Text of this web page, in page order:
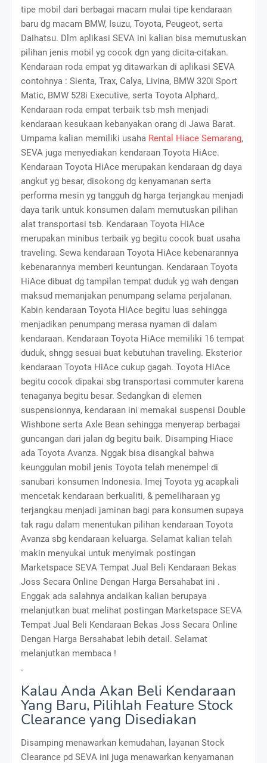
tipe mobil dari berbagai macam mulai tipe kendaraan
baru dg macam BMW, Isuzu, Toyota, Peugeot, serta
Daihatsu. Dlm aplikasi SEVA ini kalian bisa memutuskan
pilihan jenis mobil yg cocok dgn yang dicita-citakan.
Kendaraan roda empat yg ditawarkan di aplikasi SEVA
contohnya : Sienta, Trax, Calya, Livina, BMW 320i Sport
Matic, BMW 528i Executive, serta Toyota Alphard,.
Kendaraan roda empat terbaik tsb msh menjadi
kendaraan kesukaan kebanyakan orang di Jawa Barat.
Umpama kalian memiliki usaha Rental Hiace Semarang,
SEVA juga menyediakan kendaraan Toyota HiAce.
Kendaraan Toyota HiAce merupakan kendaraan dg daya
angkut yg besar, disokong dg kenyamanan serta
performa mesin yg tangguh dg harga terjangkau menjadi
daya tarik untuk konsumen dalam memutuskan pilihan
alat transportasi tsb. Kendaraan Toyota HiAce
merupakan minibus terbaik yg begitu cocok buat usaha
traveling. Sewa kendaraan Toyota HiAce kebenarannya
kebenarannya memberi keuntungan. Kendaraan Toyota
HiAce dibuat dg tampilan tempat duduk yg wah dengan
maksud memanjakan penumpang selama perjalanan.
Kabin kendaraan Toyota HiAce begitu luas sehingga
menjadikan penumpang merasa nyaman di dalam
kendaraan. Kendaraan Toyota HiAce memiliki 16 tempat
duduk, shngg sesuai buat kebutuhan traveling. Eksterior
kendaraan Toyota HiAce cukup gagah. Toyota HiAce
begitu cocok dipakai sbg transportasi commuter karena
tenaganya begitu besar. Sedangkan di elemen
suspensionnya, kendaraan ini memakai suspensi Double
Wishbone serta Axle Bean sehingga menyerap berbagai
guncangan dari jalan dg begitu baik. Disamping Hiace
ada Toyota Avanza. Nggak bisa disangkal bahwa
keunggulan mobil jenis Toyota telah menempel di
sanubari konsumen Indonesia. Imej Toyota yg acapkali
mencetak kendaraan berkualiti, & pemeliharaan yg
terjangkau menjadi jaminan bagi para konsumen supaya
tak ragu dalam menentukan pilihan kendaraan Toyota
Avanza sbg kendaraan keluarga. Selamat kalian telah
makin menyukai untuk menyimak postingan
Marketspace SEVA Tempat Jual Beli Kendaraan Bekas
Joss Secara Online Dengan Harga Bersahabat ini .
Enggak ada salahnya andaikan kalian berupaya
melanjutkan buat melihat postingan Marketspace SEVA
Tempat Jual Beli Kendaraan Bekas Joss Secara Online
Dengan Harga Bersahabat lebih detail. Selamat
melanjutkan membaca !
.
Kalau Anda Akan Beli Kendaraan
Yang Baru, Pilihlah Feature Stock
Clearance yang Disediakan
Disamping menawarkan kemudahan, layanan Stock
Clearance pd SEVA ini juga menawarkan kenyamanan